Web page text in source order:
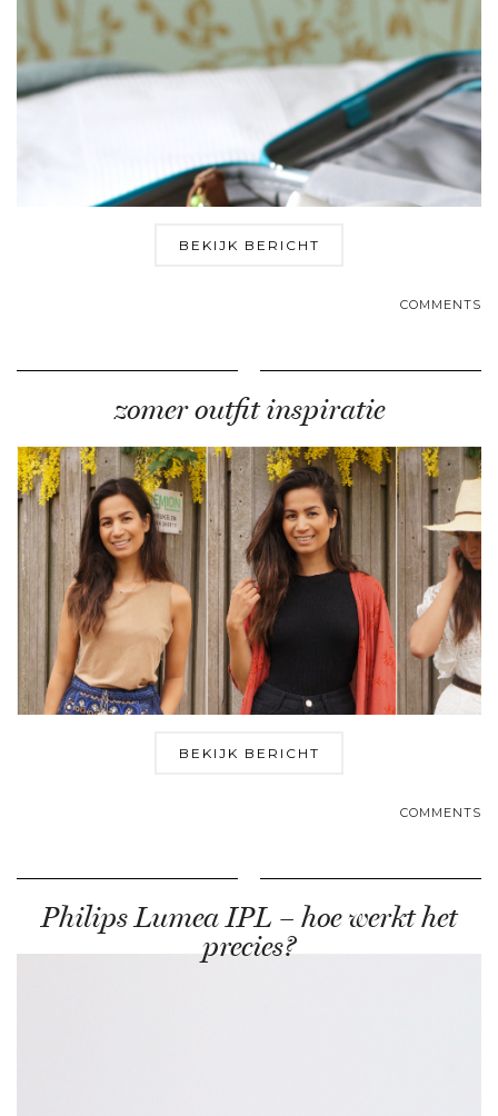
BEKIJK BERICHT
COMMENTS
zomer outfit inspiratie
BEKIJK BERICHT
COMMENTS
Philips Lumea IPL – hoe werkt het
precies?